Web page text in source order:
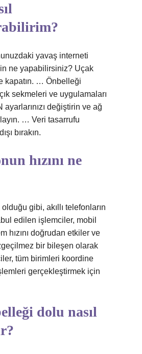
yavaş interneti
ne yapabilirsiniz? Uçak
kapatın. … Önbelleği
sekmeleri ve uygulamaları
ayarlarınızı değiştirin ve ağ
… Veri tasarrufu
bırakın.
hızını ne
gibi, akıllı telefonların
edilen işlemciler, mobil
hızını doğrudan etkiler ve
bir bileşen olarak
tüm birimleri koordine
gerçekleştirmek için
dolu nasıl